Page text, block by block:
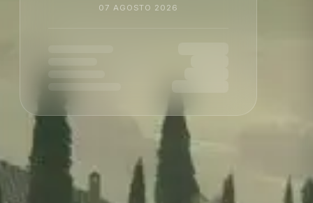
07 AGOSTO 2026